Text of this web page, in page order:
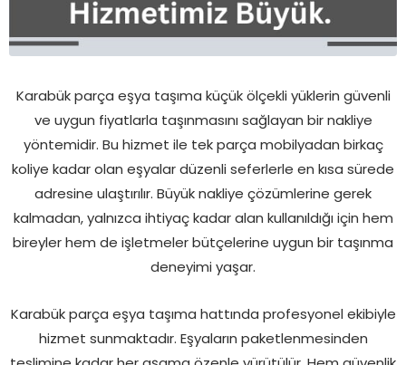
Karabük parça eşya taşıma küçük ölçekli yüklerin güvenli
ve uygun fiyatlarla taşınmasını sağlayan bir nakliye
yöntemidir. Bu hizmet ile tek parça mobilyadan birkaç
koliye kadar olan eşyalar düzenli seferlerle en kısa sürede
adresine ulaştırılır. Büyük nakliye çözümlerine gerek
kalmadan, yalnızca ihtiyaç kadar alan kullanıldığı için hem
bireyler hem de işletmeler bütçelerine uygun bir taşınma
deneyimi yaşar.
Karabük parça eşya taşıma hattında profesyonel ekibiyle
hizmet sunmaktadır. Eşyaların paketlenmesinden